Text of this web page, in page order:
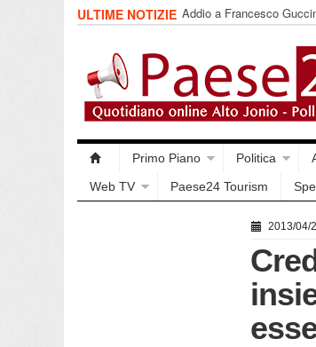
ULTIME NOTIZIE Addio a Francesco
impegnata
Primo Piano Politica
Web TV
Paese24 Tourism
2013/04/